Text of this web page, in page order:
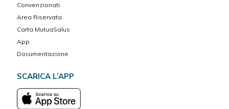
Convenzionati
Area Riservata
Carta MutuaSalus
App
Documentazione
SCARICA L’APP